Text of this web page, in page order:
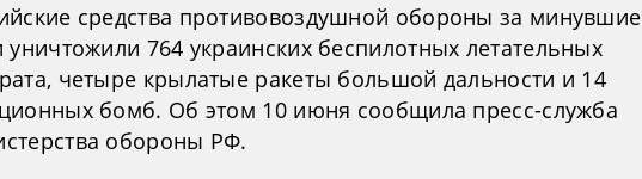
средства противовоздушной обороны за минувшие
уничтожили 764 украинских беспилотных летательных
четыре крылатые ракеты большой дальности и 14
бомб. Об этом 10 июня сообщила пресс-служба
обороны РФ.